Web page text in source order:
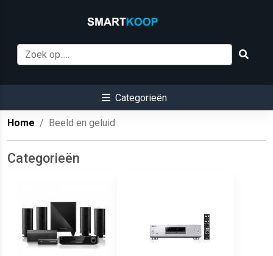
Categorieën
Home Beeld en geluid
Categorieën